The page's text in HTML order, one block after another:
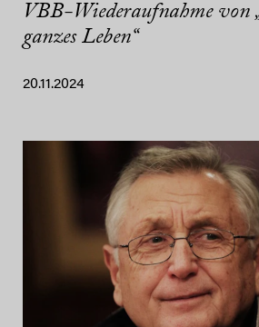
VBB-Wiederaufnahme von
ganzes Leben“
20.11.2024